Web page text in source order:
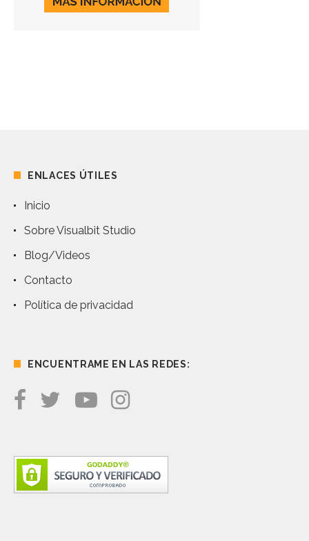
ENLACES ÚTILES
Inicio
Sobre Visualbit Studio
Blog/Videos
Contacto
Política de privacidad
ENCUENTRAME EN LAS REDES: